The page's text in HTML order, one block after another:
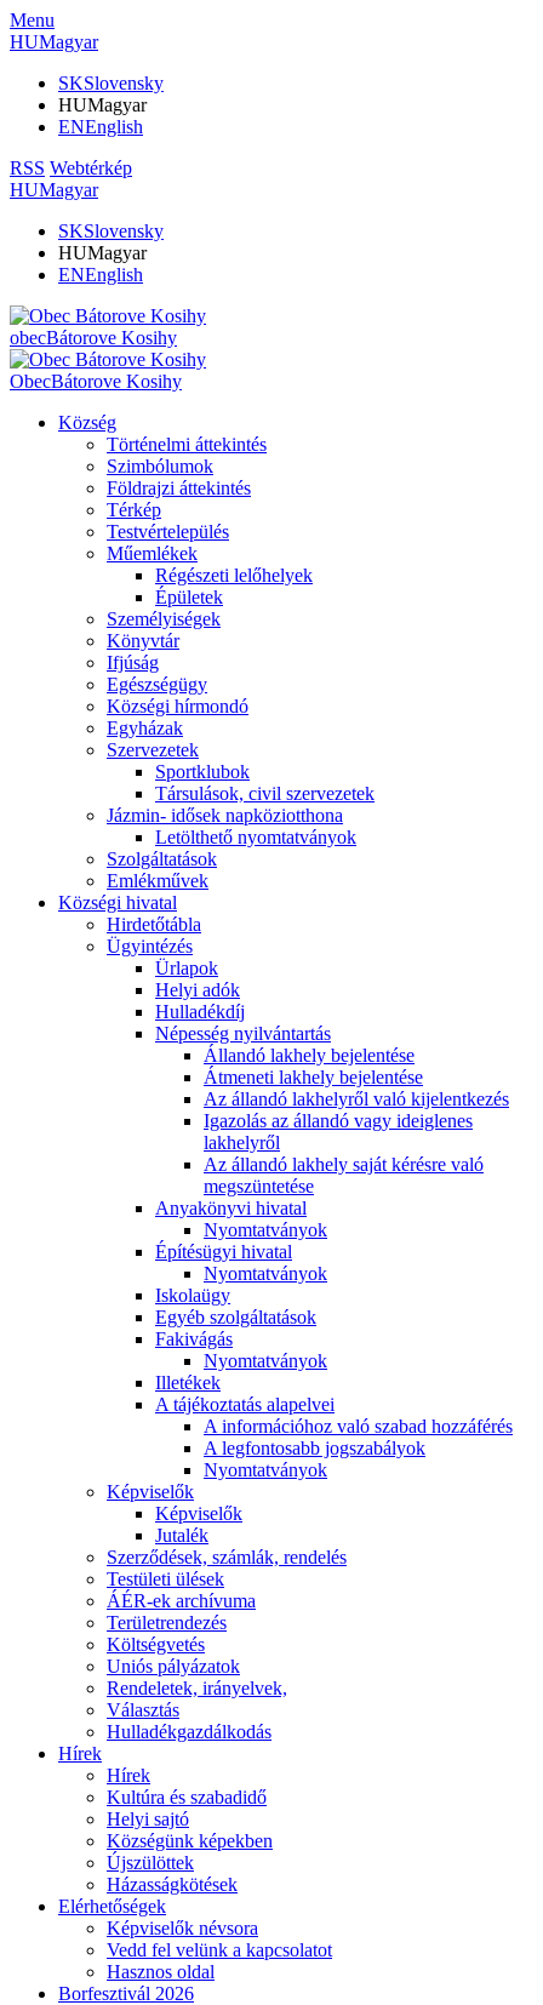
Menu
HUMagyar
SKSlovensky
HUMagyar
ENEnglish
RSS Webtérkép
HUMagyar
SKSlovensky
HUMagyar
ENEnglish
obecBátorove Kosihy
ObecBátorove Kosihy
Község
Történelmi áttekintés
Szimbólumok
Földrajzi áttekintés
Térkép
Testvértelepülés
Műemlékek
Régészeti lelőhelyek
Épületek
Személyiségek
Könyvtár
Ifjúság
Egészségügy
Községi hírmondó
Egyházak
Szervezetek
Sportklubok
Társulások, civil szervezetek
Jázmin- idősek napköziotthona
Letölthető nyomtatványok
Szolgáltatások
Emlékművek
Községi hivatal
Hirdetőtábla
Ügyintézés
Ürlapok
Helyi adók
Hulladékdíj
Népesség nyilvántartás
Állandó lakhely bejelentése
Átmeneti lakhely bejelentése
Az állandó lakhelyről való kijelentkezés
Igazolás az állandó vagy ideiglenes
lakhelyről
Az állandó lakhely saját kérésre való
megszüntetése
Anyakönyvi hivatal
Nyomtatványok
Építésügyi hivatal
Nyomtatványok
Iskolaügy
Egyéb szolgáltatások
Fakivágás
Nyomtatványok
Illetékek
A tájékoztatás alapelvei
A információhoz való szabad hozzáférés
A legfontosabb jogszabályok
Nyomtatványok
Képviselők
Képviselők
Jutalék
Szerződések, számlák, rendelés
Testületi ülések
ÁÉR-ek archívuma
Területrendezés
Költségvetés
Uniós pályázatok
Rendeletek, irányelvek,
Választás
Hulladékgazdálkodás
Hírek
Hírek
Kultúra és szabadidő
Helyi sajtó
Községünk képekben
Újszülöttek
Házasságkötések
Elérhetőségek
Képviselők névsora
Vedd fel velünk a kapcsolatot
Hasznos oldal
Borfesztivál 2026